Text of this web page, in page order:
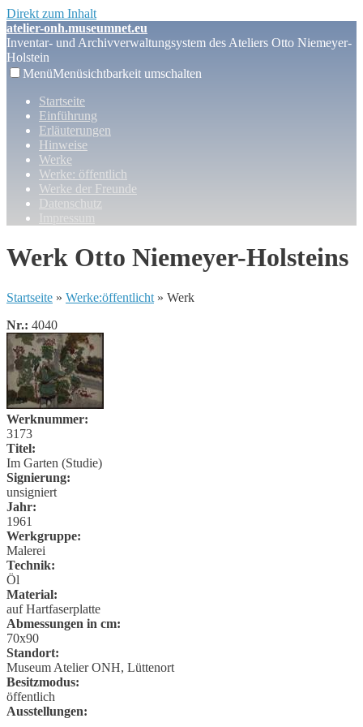
Direkt zum Inhalt
atelier-onh.museumnet.eu
Inventar- und Archivverwaltungsystem des Ateliers Otto Niemeyer-
Holstein
MenüMenüsichtbarkeit umschalten
Startseite
Einführung
Erläuterungen
Hinweise
Werke
Werke: öffentlich
Werke der Freunde
Datenschutz
Impressum
Werk Otto Niemeyer-Holsteins
Startseite » Werke:öffentlicht » Werk
Nr.: 4040
Werknummer:
3173
Titel:
Im Garten (Studie)
Signierung:
unsigniert
Jahr:
1961
Werkgruppe:
Malerei
Technik:
Öl
Material:
auf Hartfaserplatte
Abmessungen in cm:
70x90
Standort:
Museum Atelier ONH, Lüttenort
Besitzmodus:
öffentlich
Ausstellungen: